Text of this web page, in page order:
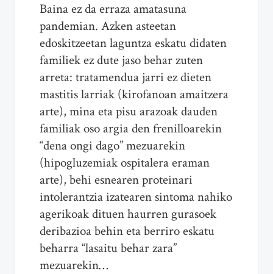
Baina ez da erraza amatasuna
pandemian. Azken asteetan
edoskitzeetan laguntza eskatu didaten
familiek ez dute jaso behar zuten
arreta: tratamendua jarri ez dieten
mastitis larriak (kirofanoan amaitzera
arte), mina eta pisu arazoak dauden
familiak oso argia den frenilloarekin
“dena ongi dago” mezuarekin
(hipogluzemiak ospitalera eraman
arte), behi esnearen proteinari
intolerantzia izatearen sintoma nahiko
agerikoak dituen haurren gurasoek
deribazioa behin eta berriro eskatu
beharra “lasaitu behar zara”
mezuarekin…